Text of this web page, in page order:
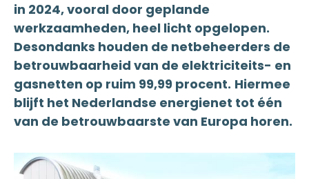
in 2024, vooral door geplande
werkzaamheden, heel licht opgelopen.
Desondanks houden de netbeheerders de
betrouwbaarheid van de elektriciteits- en
gasnetten op ruim 99,99 procent. Hiermee
blijft het Nederlandse energienet tot één
van de betrouwbaarste van Europa horen.